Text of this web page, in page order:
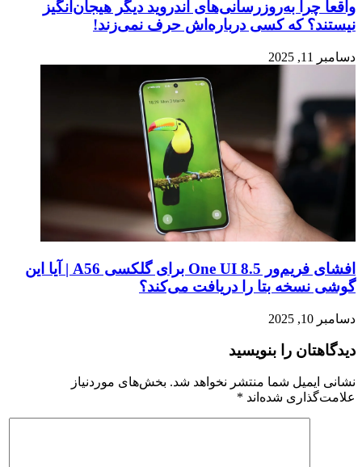
واقعاً چرا به‌روزرسانی‌های اندروید دیگر هیجان‌انگیز
نیستند؟ که کسی درباره‌اش حرف نمی‌زند!
دسامبر 11, 2025
افشای فریم‌ور One UI 8.5 برای گلکسی A56 | آیا این
گوشی نسخه بتا را دریافت می‌کند؟
دسامبر 10, 2025
دیدگاهتان را بنویسید
نشانی ایمیل شما منتشر نخواهد شد. بخش‌های موردنیاز
علامت‌گذاری شده‌اند *